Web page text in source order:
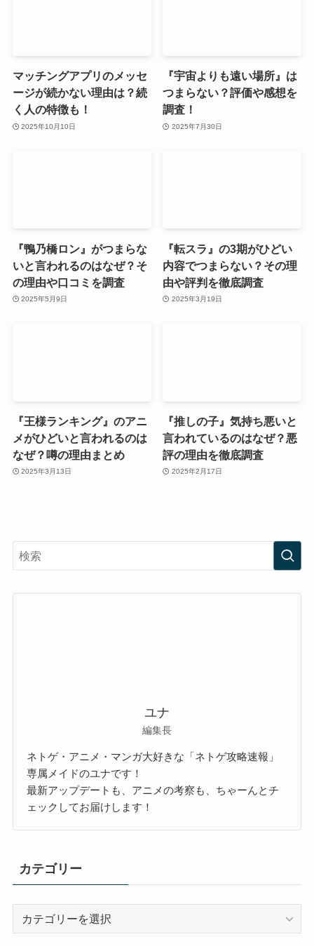
マッチングアプリのメッセ
ージが続かない理由は？続
く人の特徴も！
2025年10月10日
『宇宙よりも遠い場所』は
つまらない？評価や感想を
調査！
2025年7月30日
『鴨乃橋ロン』がつまらな
いと言われるのはなぜ？そ
の理由や口コミを調査
2025年5月9日
『転スラ』の3期がひどい
内容でつまらない？その理
由や評判を徹底調査
2025年3月19日
『王様ランキング』のアニ
メがひどいと言われるのは
なぜ？噂の理由まとめ
2025年3月13日
『推しの子』気持ち悪いと
言われているのはなぜ？悪
評の理由を徹底調査
2025年2月17日
ユナ
編集長
ネトゲ・アニメ・マンガ大好きな「ネトゲ攻略速報」
専属メイドのユナです！
最新アップデートも、アニメの考察も、ちゃーんとチ
ェックしてお届けします！
カテゴリー